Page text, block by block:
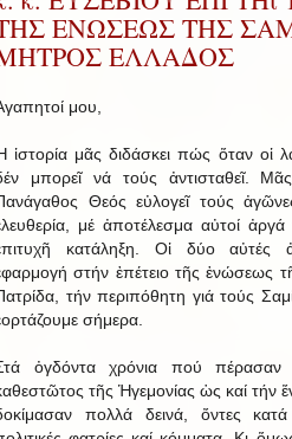
ΕΝΩΣΕΩΣ ΤΗΣ
ΕΛΛΑΔΟΣ
μου,
ἱστορία μᾶς διδάσκει πώς ὅταν οἱ
μπορεῖ νά τούς ἀντισταθεῖ.
Θεός εὐλογεῖ τούς
μέ ἀποτέλεσμα αὐτοί
κατάληξη. Οἱ δύο αὐτές
στήν ἐπέτειο τῆς ἑνώσεως
τήν περιπόθητη γιά τούς
σήμερα.
ὀγδόντα χρόνια πού
τῆς Ἡγεμονίας ὡς καί τήν
πολλά δεινά, ὄντες